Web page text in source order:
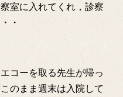
室に入れてくれ，診察
・
コーを取る先生が帰っ
のまま週末は入院して